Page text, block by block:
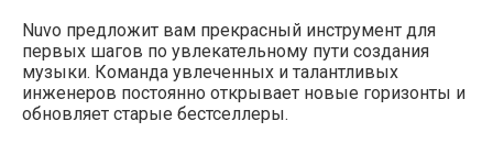
Nuvo предложит вам прекрасный инструмент для
первых шагов по увлекательному пути создания
музыки. Команда увлеченных и талантливых
инженеров постоянно открывает новые горизонты и
обновляет старые бестселлеры.